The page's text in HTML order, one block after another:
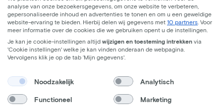
Trek Fuel+ LX 9.8 XT Gen 2 (2026)
Leaseprijs p/m vanaf
€195,63
Prijs €8.699,00
analyse van onze bezoekersgegevens, om onze website te verbeteren,
gepersonaliseerde inhoud en advertenties te tonen en om u een geweldige
website-ervaring te bieden. Hierbij delen wij gegevens met 10 partners . Voor
meer informatie over de cookies die we gebruiken opent u de instellingen.
Je kan je cookie-instellingen altijd wijzigen en toesteming intrekken via
'Cookie instellingen' welke je kan vinden onderaan de webpagina.
Vervolgens klik je op de tab ‘Mijn gegevens'.
Noodzakelijk Analytisch
Functioneel Marketing